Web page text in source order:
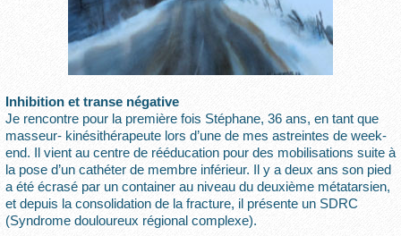
Inhibition et transe négative
Je rencontre pour la première fois Stéphane, 36 ans, en tant que
masseur- kinésithérapeute lors d’une de mes astreintes de week-
end. Il vient au centre de rééducation pour des mobilisations suite à
la pose d’un cathéter de membre inférieur. Il y a deux ans son pied
a été écrasé par un container au niveau du deuxième métatarsien,
et depuis la consolidation de la fracture, il présente un SDRC
(Syndrome douloureux régional complexe).